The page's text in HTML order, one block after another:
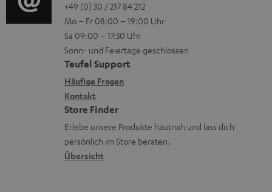
V
e
r
s
a
n
d
n
z
u
r
G
a
r
a
n
e
r
ä
t
e
R
ü
c
k
o
-
L
e
x
i
k
o
n
o
n
t
a
k
t
d
a
t
+49 (0) 30 / 217 84 212
Mo – Fr 08:00 – 19:00 Uhr
Sa 09:00 – 17:30 Uhr
Sonn- und Feiertage geschlossen
Teufel Support
Häufige Fragen
Kontakt
Store Finder
Erlebe unsere Produkte hautnah und lass dich
persönlich im Store beraten.
Übersicht